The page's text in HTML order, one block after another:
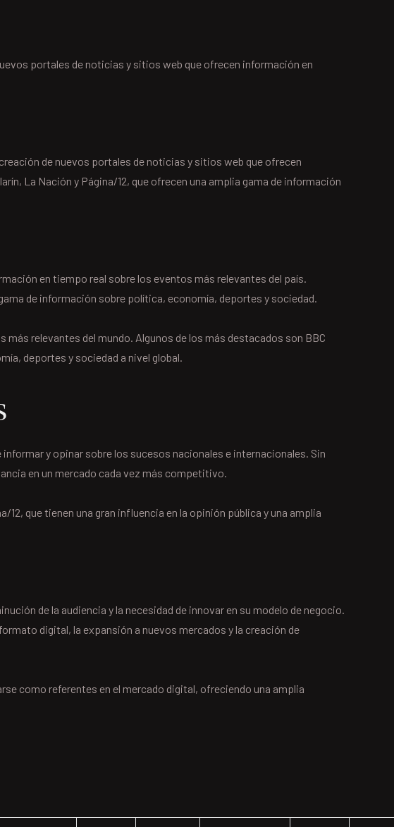
portales de noticias y sitios web que ofrecen información en
de nuevos portales de noticias y sitios web que ofrecen
La Nación y Página/12, que ofrecen una amplia gama de información
en tiempo real sobre los eventos más relevantes del país.
de información sobre política, economía, deportes y sociedad.
relevantes del mundo. Algunos de los más destacados son BBC
deportes y sociedad a nivel global.
y opinar sobre los sucesos nacionales e internacionales. Sin
en un mercado cada vez más competitivo.
que tienen una gran influencia en la opinión pública y una amplia
de la audiencia y la necesidad de innovar en su modelo de negocio.
digital, la expansión a nuevos mercados y la creación de
como referentes en el mercado digital, ofreciendo una amplia